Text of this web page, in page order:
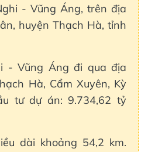
- Vũng Áng, trên địa
huyện Thạch Hà, tỉnh
- Vũng Áng đi qua địa
Hà, Cẩm Xuyên, Kỳ
tư dự án: 9.734,62 tỷ
dài khoảng 54,2 km.